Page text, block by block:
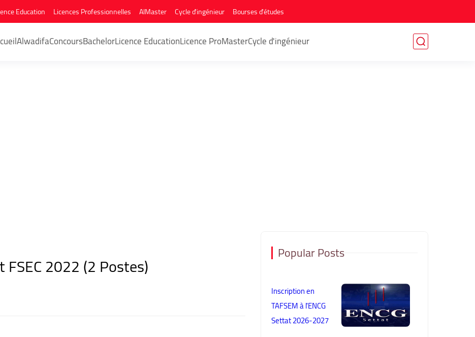
Education Licences Professionnelles AlMaster Cycle d'ingénieur Bourses d'études
AlwadifaConcoursBachelorLicence EducationLicence ProMasterCycle d'ingénieur
2022 (2 Postes) Popular Posts
Inscription en
TAFSEM à l'ENCG
Settat 2026-2027